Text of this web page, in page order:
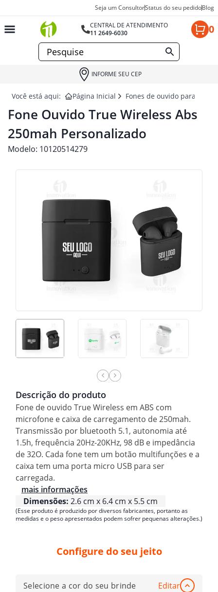
Seja um ConsultorStatus do seu pedidoBlog
CENTRAL DE ATENDIMENTO
11 2649-6030
0
INFORME SEU CEP
Você está aqui: Página Inicial Fones de ouvido para
Fone Ouvido True Wireless Abs
250mah Personalizado
Modelo: 10120514279
Descrição do produto
Fone de ouvido True Wireless em ABS com
microfone e caixa de carregamento de 250mah.
Transmissão por bluetooth 5.1, autonomia até
1.5h, frequência 20Hz-20KHz, 98 dB e impedância
de 32O. Cada fone tem um botão multifunções e a
caixa tem uma porta micro USB para ser
carregada.
mais informações
Dimensões: 2.6 cm x 6.4 cm x 5.5 cm
(Esse produto é produzido por diversos fabricantes, portanto as
medidas e o peso apresentados podem sofrer pequenas alterações.)
Configure do seu jeito
Selecione a cor do seu brinde Editar